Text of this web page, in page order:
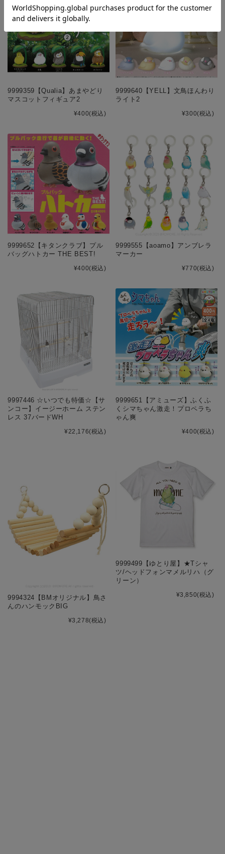
9999359【Qualia】あまやどり
マスコットフィギュア2
¥400(税込)
9999640【YELL】文鳥ほんわり
ライト2
¥300(税込)
9999652【キタンクラブ】プル
バッグハトカー THE BEST!
¥400(税込)
9999555【aoamo】アンブレラ
マーカー
¥770(税込)
9997446 ☆いつでも特価☆【サ
ンコー】イージーホーム ステン
レス 37バードWH
¥22,176(税込)
9999651【アミューズ】ふくふ
くシマちゃん激走！プロペラち
ゃん爽
¥400(税込)
9994324【BMオリジナル】鳥さ
んのハンモックBIG
¥3,278(税込)
9999499【ゆとり屋】★Tシャ
ツ/ヘッドフォンマメルリハ（グ
リーン）
¥3,850(税込)